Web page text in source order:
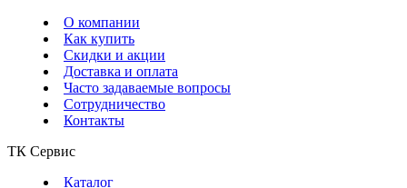
О компании
Как купить
Скидки и акции
Доставка и оплата
Часто задаваемые вопросы
Сотрудничество
Контакты
ТК Сервис
Каталог